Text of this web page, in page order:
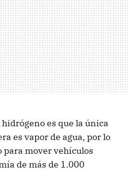
es que la única
es vapor de agua, por lo
para mover vehículos
de más de 1.000